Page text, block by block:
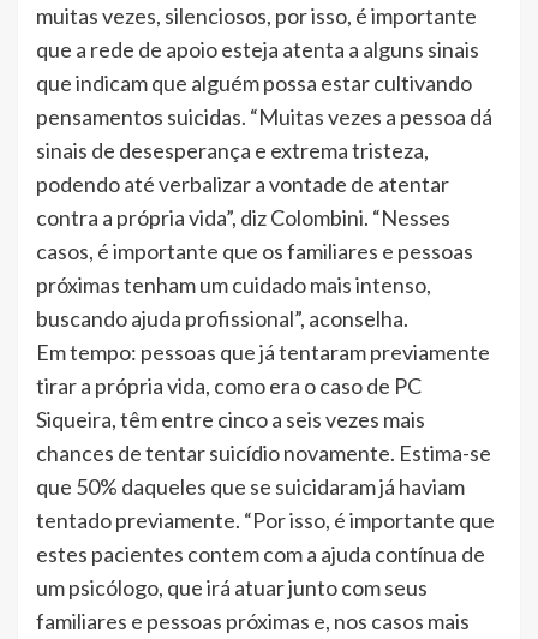
muitas vezes, silenciosos, por isso, é importante
que a rede de apoio esteja atenta a alguns sinais
que indicam que alguém possa estar cultivando
pensamentos suicidas. “Muitas vezes a pessoa dá
sinais de desesperança e extrema tristeza,
podendo até verbalizar a vontade de atentar
contra a própria vida”, diz Colombini. “Nesses
casos, é importante que os familiares e pessoas
próximas tenham um cuidado mais intenso,
buscando ajuda profissional”, aconselha.
Em tempo: pessoas que já tentaram previamente
tirar a própria vida, como era o caso de PC
Siqueira, têm entre cinco a seis vezes mais
chances de tentar suicídio novamente. Estima-se
que 50% daqueles que se suicidaram já haviam
tentado previamente. “Por isso, é importante que
estes pacientes contem com a ajuda contínua de
um psicólogo, que irá atuar junto com seus
familiares e pessoas próximas e, nos casos mais